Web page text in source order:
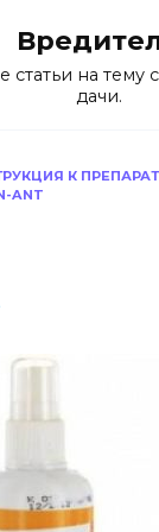
статьи на тему
дачи.
К
ANT